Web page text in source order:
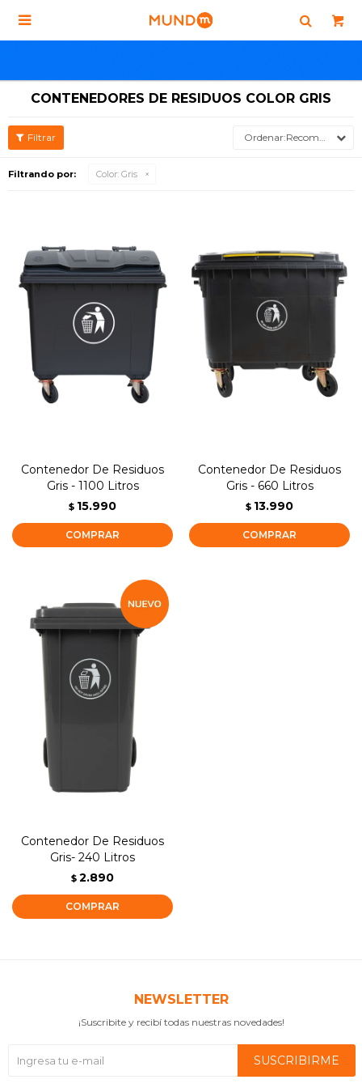

CONTENEDORES DE RESIDUOS COLOR GRIS
Recomendados
Filtrando por: Color: Gris
Contenedor De Residuos
Gris - 1100 Litros
$ 15.990
Contenedor De Residuos
Gris - 660 Litros
$ 13.990
Contenedor De Residuos
Gris- 240 Litros
$ 2.890
NEWSLETTER
¡Suscribite y recibí todas nuestras novedades!
SUSCRIBIRME